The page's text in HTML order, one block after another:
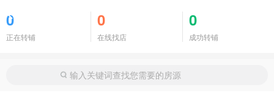
0
正在转铺
0
在线找店
0
成功转铺